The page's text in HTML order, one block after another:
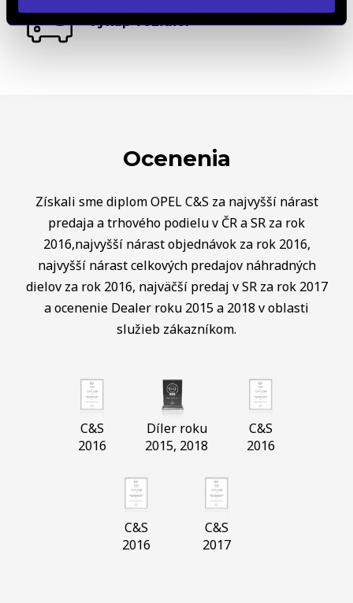
Výkup vozidiel
Ocenenia
Získali sme diplom OPEL C&S za najvyšší nárast
predaja a trhového podielu v ČR a SR za rok
2016,najvyšší nárast objednávok za rok 2016,
najvyšší nárast celkových predajov náhradných
dielov za rok 2016, najväčší predaj v SR za rok 2017
a ocenenie Dealer roku 2015 a 2018 v oblasti
služieb zákazníkom.
C&S
2016
Díler roku
2015, 2018
C&S
2016
C&S
2016
C&S
2017